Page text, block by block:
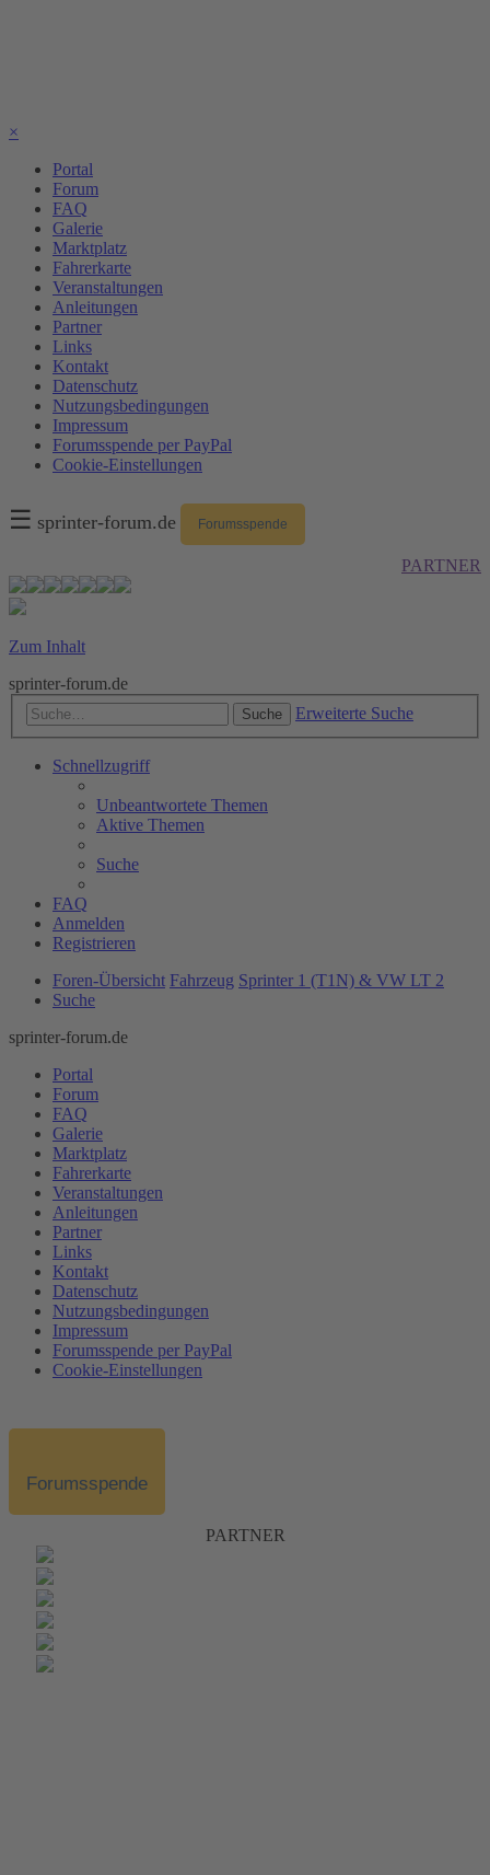
×
Portal
Forum
FAQ
Galerie
Marktplatz
Fahrerkarte
Veranstaltungen
Anleitungen
Partner
Links
Kontakt
Datenschutz
Nutzungsbedingungen
Impressum
Forumsspende per PayPal
Cookie-Einstellungen
☰ sprinter-forum.de Forumsspende
PARTNER
Zum Inhalt
sprinter-forum.de
Suche Erweiterte Suche
Schnellzugriff
Unbeantwortete Themen
Aktive Themen
Suche
FAQ
Anmelden
Registrieren
Foren-Übersicht Fahrzeug Sprinter 1 (T1N) & VW LT 2
Suche
sprinter-forum.de
Portal
Forum
FAQ
Galerie
Marktplatz
Fahrerkarte
Veranstaltungen
Anleitungen
Partner
Links
Kontakt
Datenschutz
Nutzungsbedingungen
Impressum
Forumsspende per PayPal
Cookie-Einstellungen
Forumsspende
PARTNER